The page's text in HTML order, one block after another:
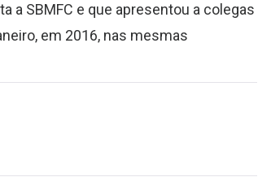
a SBMFC e que apresentou a colegas
em 2016, nas mesmas